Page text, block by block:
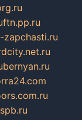
ftn.pp.ru
zapchasti.ru